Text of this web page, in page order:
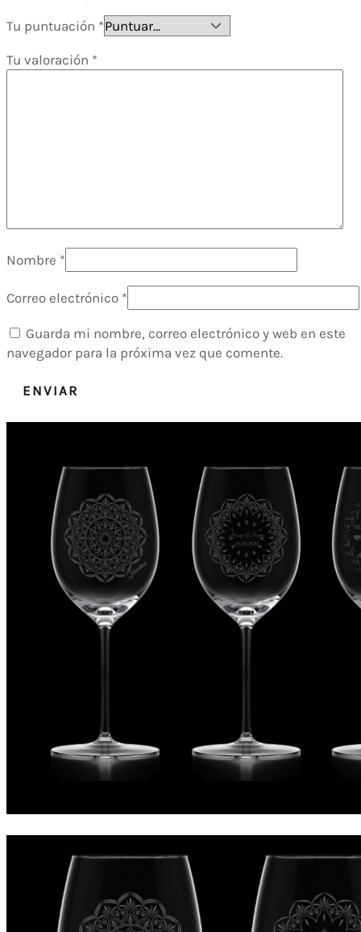
Tu puntuación *
Tu valoración *
Nombre *
Correo electrónico *
Guarda mi nombre, correo electrónico y web en este
navegador para la próxima vez que comente.